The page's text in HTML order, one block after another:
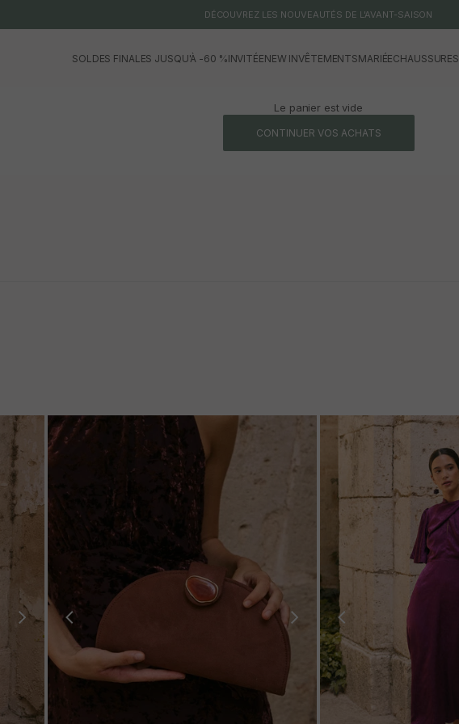
DÉCOUVREZ LES NOUVEAUTÉS DE L'AVANT-SAISON
SOLDES FINALES JUSQU'À -60 %INVITÉENEW INVÊTEMENTSMARIÉECHAUSSURES
Le panier est vide
CONTINUER VOS ACHATS